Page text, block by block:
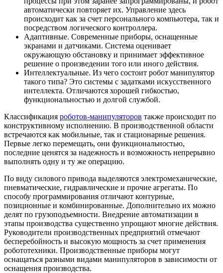
автоматически повторяет их. Управление здесь
происходит как за счет персонального компьютера, так и
посредством логического контроллера.
Адаптивные. Современные приборы, оснащенные
экранами и датчиками. Система оценивает
окружающую обстановку и принимает эффективное
решение о произведении того или иного действия.
Интеллектуальные. Из чего состоит робот манипулятор
такого типа? Это системы с задатками искусственного
интеллекта. Отличаются хорошей гибкостью,
функциональностью и долгой службой.
Классификация роботов-манипуляторов также происходит по
конструктивному исполнению. В производственной области
встречаются как мобильные, так и стационарные решения.
Первые легко перемещать, они функциональностью,
последние ценятся за надежность и возможность непрерывно
выполнять одну и ту же операцию.
По виду силового привода выделяются электромеханические,
пневматические, гидравлические и прочие агрегаты. По
способу программирования отличают контурные,
позиционные и комбинированные. Дополнительно их можно
делят по грузоподъемности. Внедрение автоматизации в
этапы производства существенно упрощают многие действия.
Руководители производственных предприятий отмечают
бесперебойность и высокую мощность за счет применения
робототехники. Производственные приборы могут
оснащаться разными видами манипуляторов в зависимости от
оснащения производства.